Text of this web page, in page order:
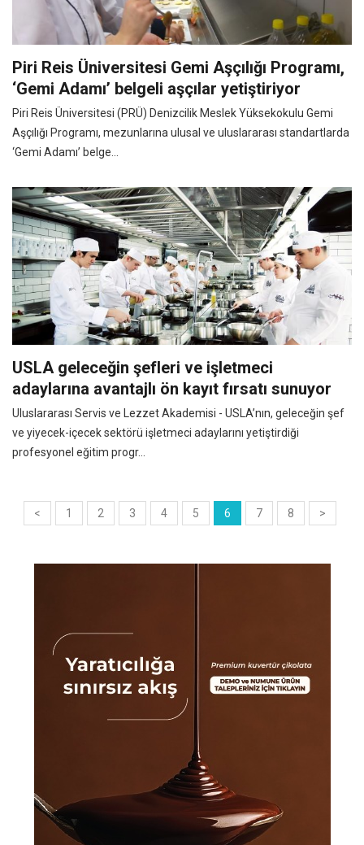
Piri Reis Üniversitesi Gemi Aşçılığı Programı,
‘Gemi Adamı’ belgeli aşçılar yetiştiriyor
Piri Reis Üniversitesi (PRÜ) Denizcilik Meslek Yüksekokulu Gemi
Aşçılığı Programı, mezunlarına ulusal ve uluslararası standartlarda
‘Gemi Adamı’ belge...
USLA geleceğin şefleri ve işletmeci
adaylarına avantajlı ön kayıt fırsatı sunuyor
Uluslararası Servis ve Lezzet Akademisi - USLA’nın, geleceğin şef
ve yiyecek-içecek sektörü işletmeci adaylarını yetiştirdiği
profesyonel eğitim progr...
< 1 2 3 4 5 6 7 8 >